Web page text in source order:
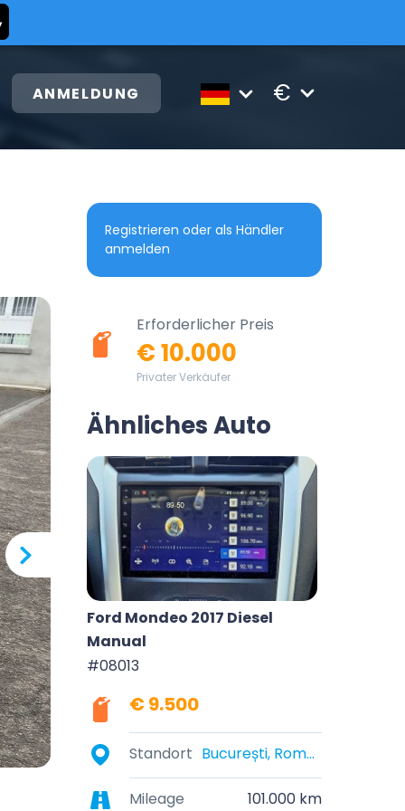
ANMELDUNG €
Registrieren oder als Händler
anmelden
Erforderlicher Preis
€ 10.000
Privater Verkäufer
Ähnliches Auto
Ford Mondeo 2017 Diesel
Manual
#08013
€ 9.500
Standort București, România
Mileage 101.000 km